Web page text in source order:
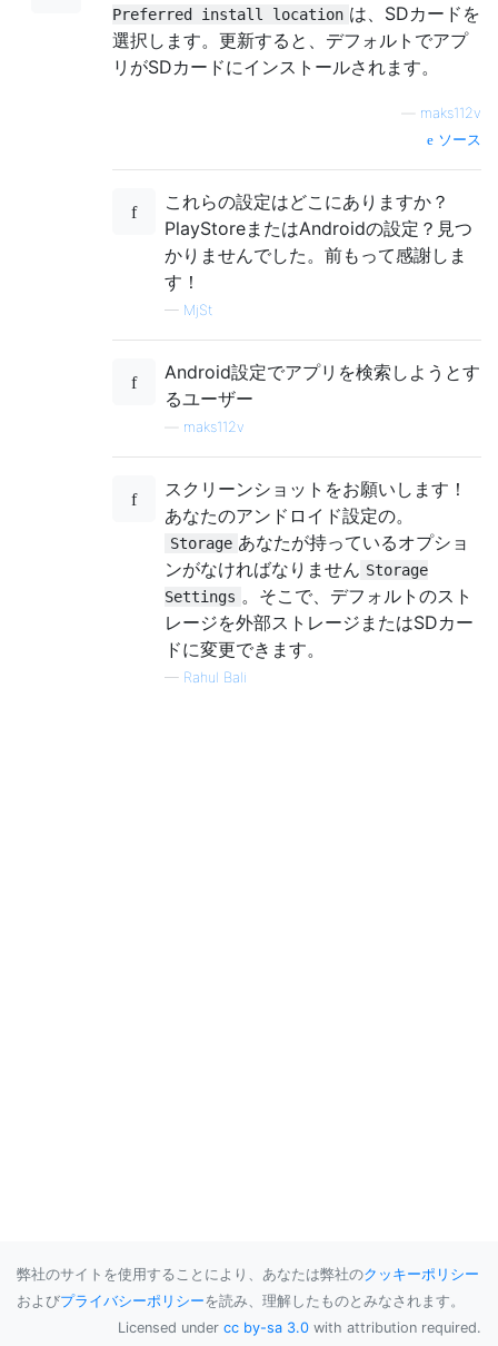
Preferred install location は、SDカードを
選択します。更新すると、デフォルトでアプ
リがSDカードにインストールされます。
maks112v
ソース
これらの設定はどこにありますか？
PlayStoreまたはAndroidの設定？見つ
かりませんでした。前もって感謝しま
す！
— MjSt
Android設定でアプリを検索しようとす
るユーザー
maks112v
スクリーンショットをお願いします！
あなたのアンドロイド設定の。
Storage あなたが持っているオプショ
ンがなければなりません Storage
Settings 。そこで、デフォルトのスト
レージを外部ストレージまたはSDカー
ドに変更できます。
— Rahul Bali
弊社のサイトを使用することにより、あなたは弊社のクッキーポリシー
およびプライバシーポリシーを読み、理解したものとみなされます。
Licensed under cc by-sa 3.0 with attribution required.